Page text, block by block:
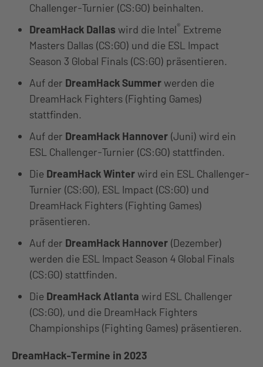
Challenger-Turnier (CS:GO) beinhalten.
DreamHack Dallas wird die Intel® Extreme
Masters Dallas (CS:GO) und die ESL Impact
Season 3 Global Finals (CS:GO) präsentieren.
Auf der DreamHack Summerwerden die
DreamHack Fighters (Fighting Games)
stattfinden.
Auf der DreamHack Hannover (Juni) wird ein
ESL Challenger-Turnier (CS:GO) stattfinden.
Die DreamHack Winterwird ein ESL Challenger-
Turnier (CS:GO), ESL Impact (CS:GO) und
DreamHack Fighters (Fighting Games)
präsentieren.
Auf der DreamHack Hannover (Dezember)
werden die ESL Impact Season 4 Global Finals
(CS:GO) stattfinden.
Die DreamHack Atlanta wird ESL Challenger
(CS:GO), und die DreamHack Fighters
Championships (Fighting Games) präsentieren.
DreamHack-Termine in 2023